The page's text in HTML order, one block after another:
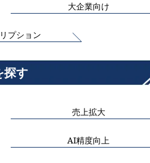
大企業向け
プション
探す
売上拡大
AI精度向上